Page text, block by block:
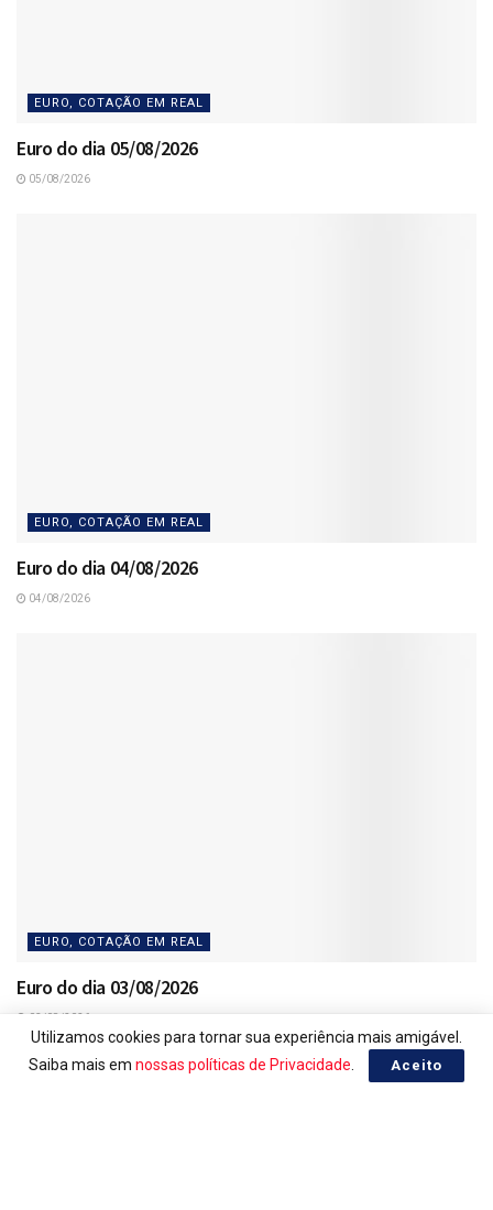
EURO, COTAÇÃO EM REAL
Euro do dia 05/08/2026
05/08/2026
EURO, COTAÇÃO EM REAL
Euro do dia 04/08/2026
04/08/2026
EURO, COTAÇÃO EM REAL
Euro do dia 03/08/2026
03/08/2026
Utilizamos cookies para tornar sua experiência mais amigável.
Saiba mais em nossas políticas de Privacidade Aceito